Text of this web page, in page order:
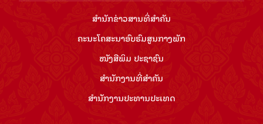
ສຳ​ນັກ​ຂ່າວ​ສານ​ທີ່​ສຳ​ຄັນ​
ຄະນະໂຄສະນາອົບຮົມ​ສູນ​ກາງ​ພັກ
ໜັງສືພິມ ປະ​ຊາ​ຊົນ
ສຳ​ນັກ​ງານ​ທີ່​ສຳ​ຄັນ
ສຳ​ນັກ​ງານ​ປະ​ທານ​ປະ​ເທດ